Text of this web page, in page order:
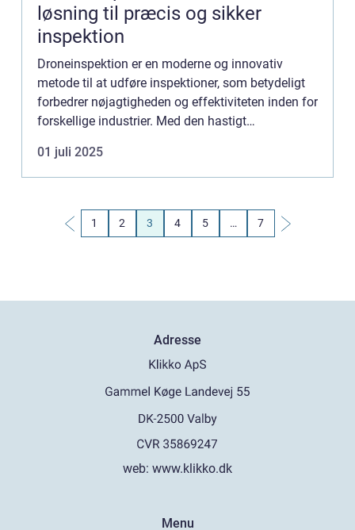
løsning til præcis og sikker
inspektion
Droneinspektion er en moderne og innovativ
metode til at udføre inspektioner, som betydeligt
forbedrer nøjagtigheden og effektiviteten inden for
forskellige industrier. Med den hastigt
uundv...
01 juli 2025
1 2 3 4 5 … 7
Adresse
web: www.klikko.dk
Menu